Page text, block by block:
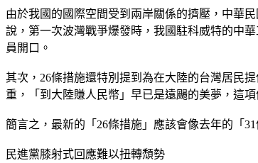
由於我國的國際空間受到兩岸關係的擠壓，中華
說，第一次波灣戰爭爆發時，我國駐科威特的中
員開口。
其次，26條措施還特別提到為在大陸的台灣居民
重，「到大陸賺人民幣」早已是遠颺的美夢，這
簡言之，最新的「26條措施」應該會像去年的「
民進黨膝射式回應難以扭轉頹勢